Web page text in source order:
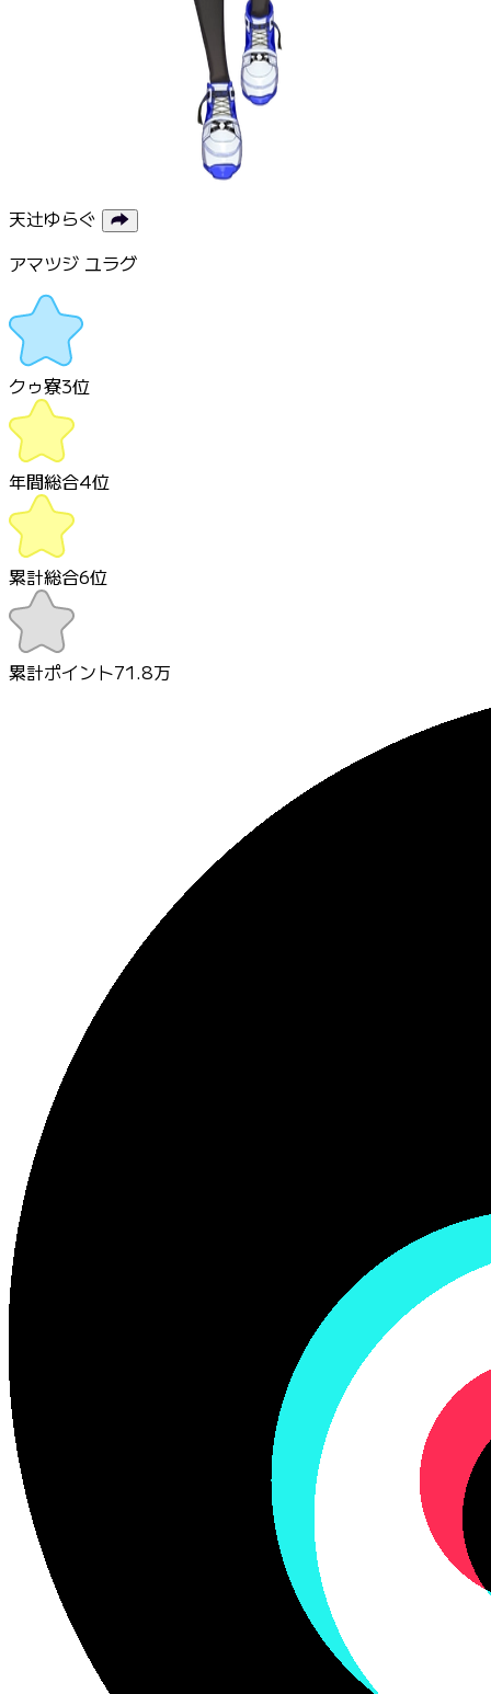
天辻ゆらぐ
アマツジ ユラグ
クゥ寮3位
年間総合4位
累計総合6位
累計ポイント71.8万